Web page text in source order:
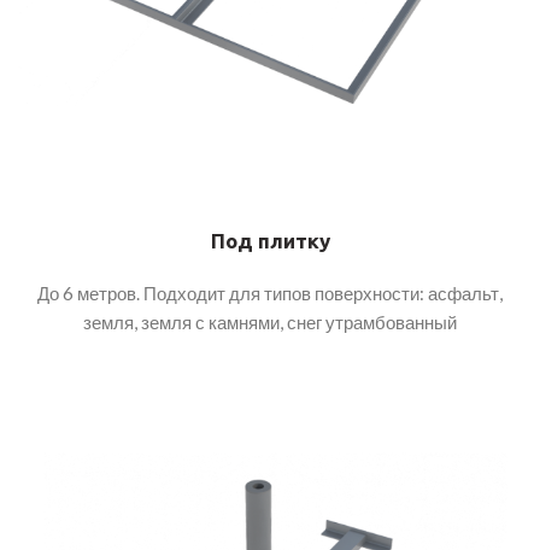
Под плитку
До 6 метров. Подходит для типов поверхности: асфальт,
земля, земля с камнями, снег утрамбованный